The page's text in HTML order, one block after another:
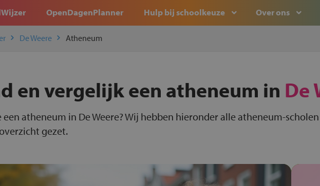
OpenDagenPlanner Hulp bij schoolkeuze Over ons
De Weere Atheneum
en vergelijk een atheneum in De
een atheneum in De Weere? Wij hebben hieronder alle atheneum-
gezet.